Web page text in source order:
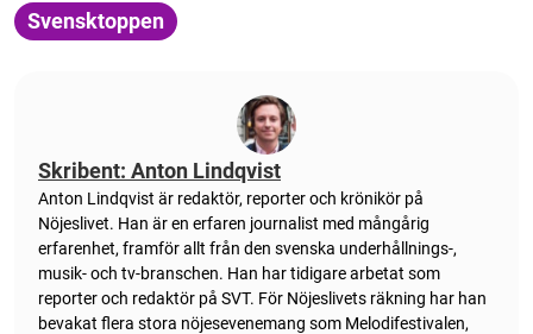
Svensktoppen
Skribent: Anton Lindqvist
Anton Lindqvist är redaktör, reporter och krönikör på
Nöjeslivet. Han är en erfaren journalist med mångårig
erfarenhet, framför allt från den svenska underhållnings-,
musik- och tv-branschen. Han har tidigare arbetat som
reporter och redaktör på SVT. För Nöjeslivets räkning har han
bevakat flera stora nöjesevenemang som Melodifestivalen,